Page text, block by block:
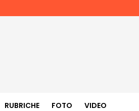
RUBRICHE FOTO VIDEO